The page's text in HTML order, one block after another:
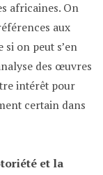
africaines. On
aux
on peut s’en
des œuvres
intérêt pour
certain dans
et la